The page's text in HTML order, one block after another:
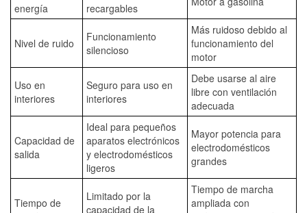
energía
recargables
Nivel de ruido
Funcionamiento
silencioso
Más ruidoso debido al
funcionamiento del
motor
Uso en
interiores
Seguro para uso en
interiores
Debe usarse al aire
libre con ventilación
adecuada
Capacidad de
salida
Ideal para pequeños
aparatos electrónicos
y electrodomésticos
ligeros
Mayor potencia para
electrodomésticos
grandes
Tiempo de
Limitado por la
capacidad de la
Tiempo de marcha
ampliada con